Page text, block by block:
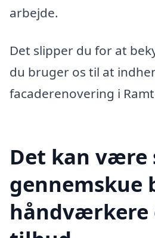
arbejde.
Det slipper du for at
du bruger os til at
facaderenovering i
Det kan
gennemskue
håndværkere